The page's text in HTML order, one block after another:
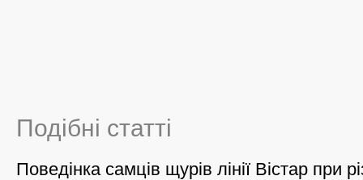
Подібні статті
Поведінка самців щурів лінії Вістар при